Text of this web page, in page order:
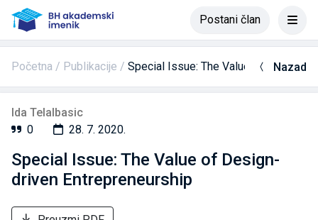
Postani član
Početna Publikacije Special Issue: The Value of Design-
Nazad
Ida Telalbasic
0
28. 7. 2020.
Special Issue: The Value of Design-
driven Entrepreneurship